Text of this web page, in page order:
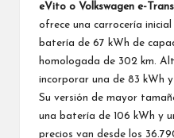
eVito o Volkswagen e-
ofrece una carrocería inicial
batería de 67 kWh de
homologada de 302 km.
incorporar una de 83 kWh
Su versión de mayor
una batería de 106 kWh y
precios van desde los